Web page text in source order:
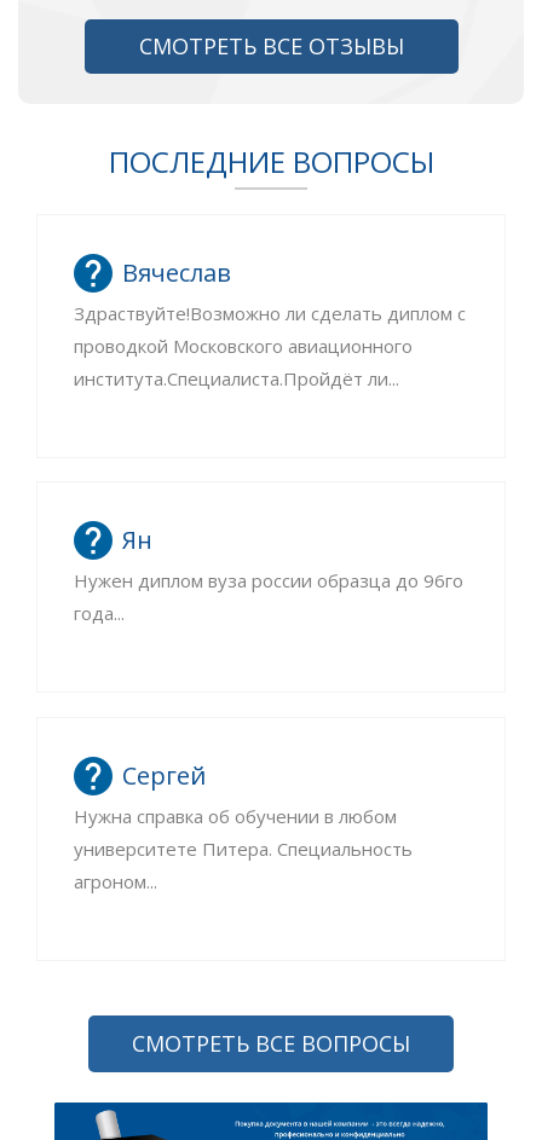
СМОТРЕТЬ ВСЕ ОТЗЫВЫ
ПОСЛЕДНИЕ ВОПРОСЫ
Вячеслав
Здраствуйте!Возможно ли сделать диплом с
проводкой Московского авиационного
института.Специалиста.Пройдёт ли...
Ян
Нужен диплом вуза россии образца до 96го
года...
Сергей
Нужна справка об обучении в любом
университете Питера. Специальность
агроном...
СМОТРЕТЬ ВСЕ ВОПРОСЫ